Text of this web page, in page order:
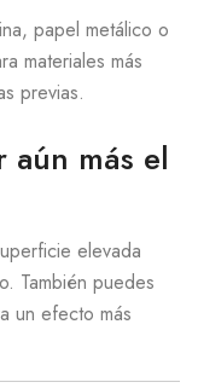
papel metálico o
materiales más
previas.
aún más el
elevada
También puedes
un efecto más